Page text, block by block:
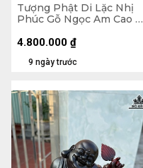
Tượng Phật Di Lặc Nhị
Phúc Gỗ Ngọc Am Cao 30
9 ngày trước
4.800.000 ₫